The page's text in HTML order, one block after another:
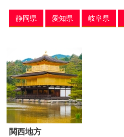
静岡県 愛知県 岐阜県
関西地方